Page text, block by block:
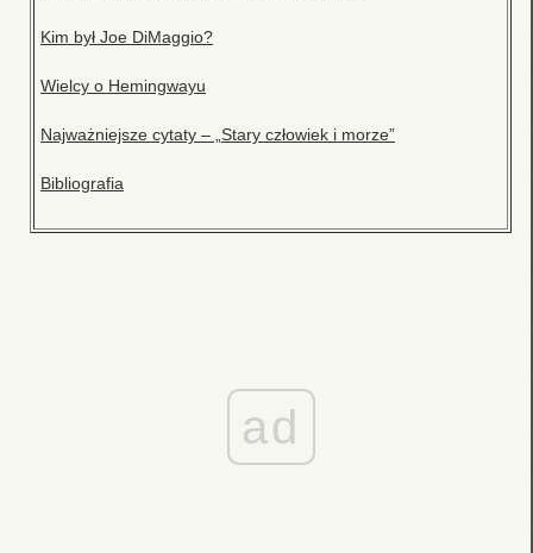
Kim był Joe DiMaggio?
Wielcy o Hemingwayu
Najważniejsze cytaty – „Stary człowiek i morze”
Bibliografia
ad